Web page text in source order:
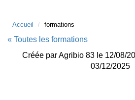
Accueil formations
« Toutes les formations
Créée par Agribio 83 le 12/08/
03/12/2025